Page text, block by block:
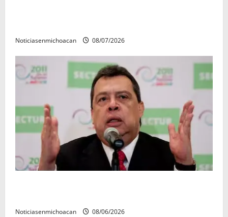
Noticiasenmichoacan 08/07/2026
Noticiasenmichoacan 08/06/2026